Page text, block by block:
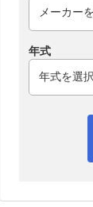
年式